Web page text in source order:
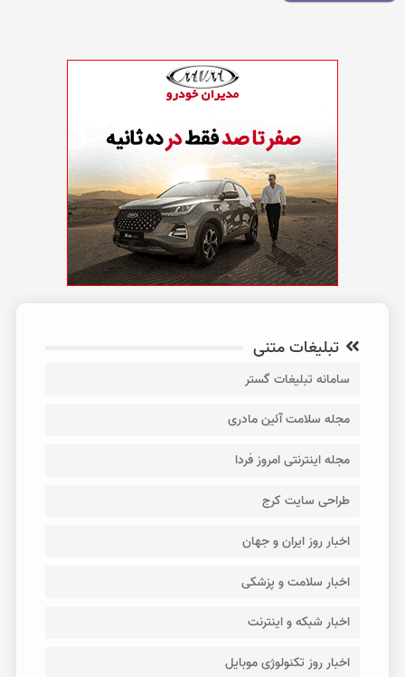
تبلیغات متنی
سامانه تبلیغات گستر
مجله سلامت آئین مادری
مجله اینترنتی امروز فردا
طراحی سایت کرج
اخبار روز ایران و جهان
اخبار سلامت و پزشکی
اخبار شبکه و اینترنت
اخبار روز تکنولوژی موبایل